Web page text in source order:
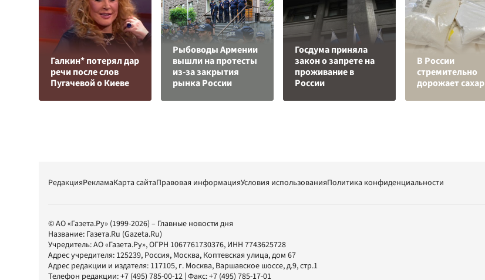
Галкин* потерял дар
речи после слов
Пугачевой о Киеве
Рыбоводы Армении
вышли на протесты
из-за закрытия
рынка России
Госдума приняла
закон о запрете на
проживание в
России
В России
стремительно
дорожает сахар
РедакцияРекламаКарта сайтаПравовая информацияУсловия использованияПолитика конфиденциальности
© АО «Газета.Ру» (1999-2026) – Главные новости дня
Название: Газета.Ru (Gazeta.Ru)
Учредитель:АО «Газета.Ру», ОГРН 1067761730376, ИНН 7743625728
Адрес учредителя: 125239, Россия, Москва, Коптевская улица, дом 67
Адрес редакции и издателя: 117105, г. Москва, Варшавское шоссе, д.9, стр.1
Телефон редакции:+7 (495) 785-00-12 | Факс:+7 (495) 785-17-01